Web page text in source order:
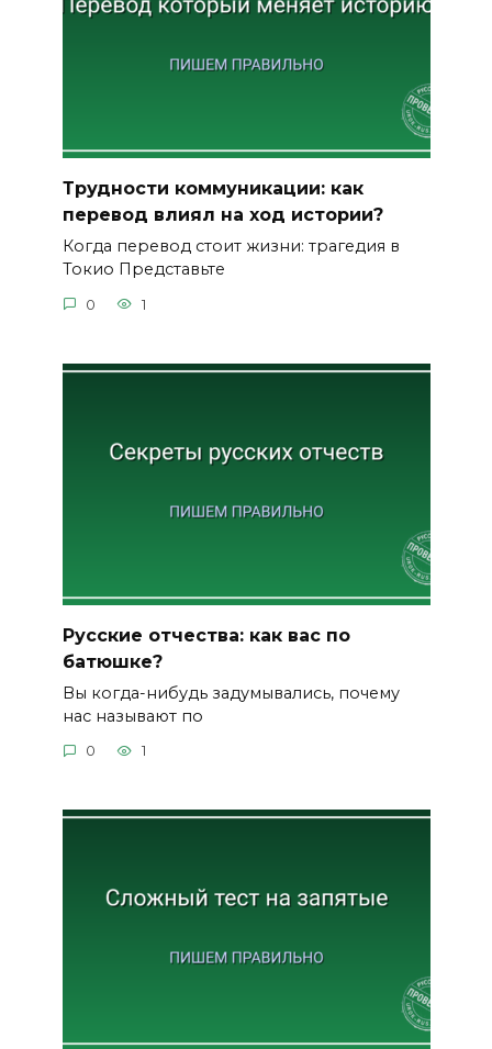
Трудности коммуникации: как
перевод влиял на ход истории?
Когда перевод стоит жизни: трагедия в
Токио Представьте
0 1
Русские отчества: как вас по
батюшке?
Вы когда-нибудь задумывались, почему
нас называют по
0 1